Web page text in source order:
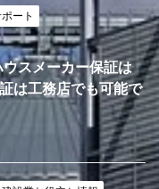
ート
ウスメーカー保証は
は工務店でも可能で